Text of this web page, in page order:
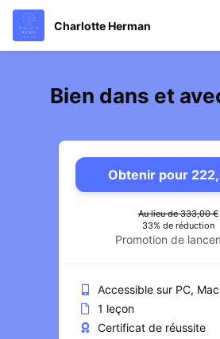
Charlotte Herman
Bien dans et
Obtenir pour
Au lieu de 333,00 €
33% de réduction
Promotion de
Accessible sur PC,
1 leçon
Certificat de réussite